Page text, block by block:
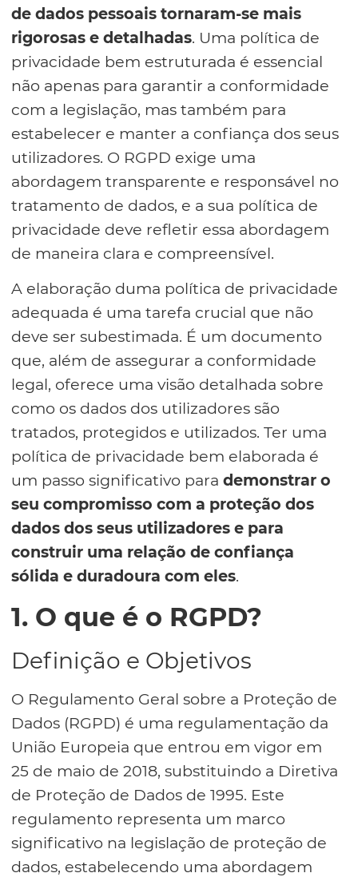
de dados pessoais tornaram-se mais
rigorosas e detalhadas. Uma política de
privacidade bem estruturada é essencial
não apenas para garantir a conformidade
com a legislação, mas também para
estabelecer e manter a confiança dos seus
utilizadores. O RGPD exige uma
abordagem transparente e responsável no
tratamento de dados, e a sua política de
privacidade deve refletir essa abordagem
de maneira clara e compreensível.
A elaboração duma política de privacidade
adequada é uma tarefa crucial que não
deve ser subestimada. É um documento
que, além de assegurar a conformidade
legal, oferece uma visão detalhada sobre
como os dados dos utilizadores são
tratados, protegidos e utilizados. Ter uma
política de privacidade bem elaborada é
um passo significativo para demonstrar o
seu compromisso com a proteção dos
dados dos seus utilizadores e para
construir uma relação de confiança
sólida e duradoura com eles.
1. O que é o RGPD?
Definição e Objetivos
O Regulamento Geral sobre a Proteção de
Dados (RGPD) é uma regulamentação da
União Europeia que entrou em vigor em
25 de maio de 2018, substituindo a Diretiva
de Proteção de Dados de 1995. Este
regulamento representa um marco
significativo na legislação de proteção de
dados, estabelecendo uma abordagem